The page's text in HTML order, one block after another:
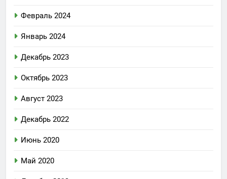
Февраль 2024
Январь 2024
Декабрь 2023
Октябрь 2023
Август 2023
Декабрь 2022
Июнь 2020
Май 2020